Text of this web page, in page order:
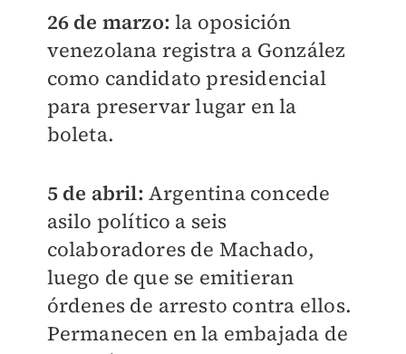
26 de marzo:la oposición
venezolana registra a González
como candidato presidencial
para preservar lugar en la
boleta.
5 de abril: Argentina concede
asilo político a seis
colaboradores de Machado,
luego de que se emitieran
órdenes de arresto contra ellos.
Permanecen en la embajada de